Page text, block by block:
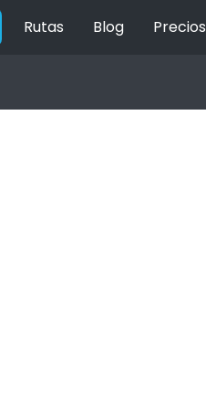
Rutas Blog Precios